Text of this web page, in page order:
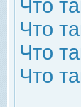
Что
Что
Что
Что